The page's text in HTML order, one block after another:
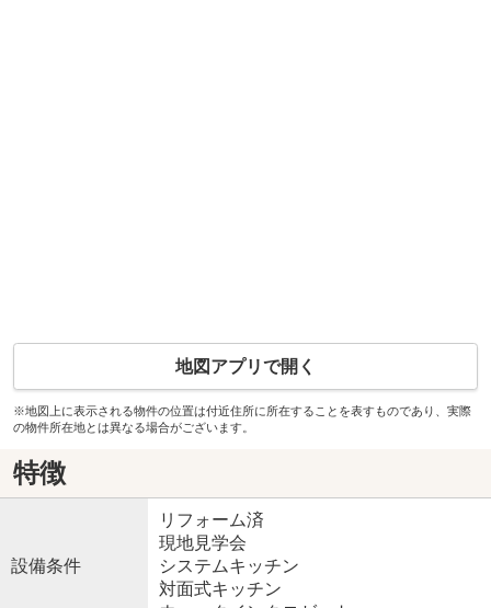
地図アプリで開く
※地図上に表示される物件の位置は付近住所に所在することを表すものであり、実際
の物件所在地とは異なる場合がございます。
特徴
設備条件
リフォーム済
現地見学会
システムキッチン
対面式キッチン